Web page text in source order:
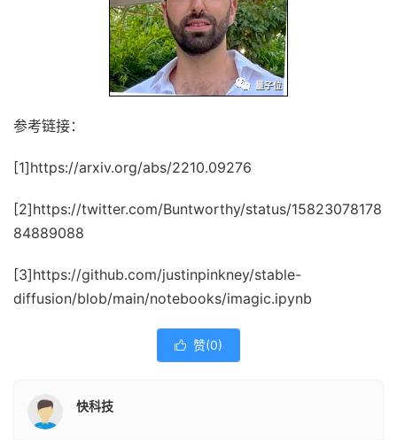
参考链接：
[1]https://arxiv.org/abs/2210.09276
[2]https://twitter.com/Buntworthy/status/15823078178
84889088
[3]https://github.com/justinpinkney/stable-
diffusion/blob/main/notebooks/imagic.ipynb
 赞(0)
快科技